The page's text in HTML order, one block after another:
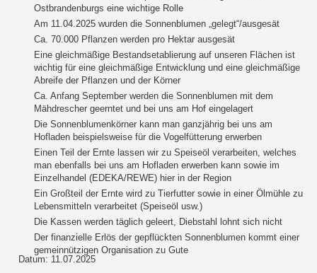
Ostbrandenburgs eine wichtige Rolle
Am 11.04.2025 wurden die Sonnenblumen „gelegt“/ausgesät
Ca. 70.000 Pflanzen werden pro Hektar ausgesät
Eine gleichmäßige Bestandsetablierung auf unseren Flächen ist
wichtig für eine gleichmäßige Entwicklung und eine gleichmäßige
Abreife der Pflanzen und der Körner
Ca. Anfang September werden die Sonnenblumen mit dem
Mähdrescher geerntet und bei uns am Hof eingelagert
Die Sonnenblumenkörner kann man ganzjährig bei uns am
Hofladen beispielsweise für die Vogelfütterung erwerben
Einen Teil der Ernte lassen wir zu Speiseöl verarbeiten, welches
man ebenfalls bei uns am Hofladen erwerben kann sowie im
Einzelhandel (EDEKA/REWE) hier in der Region
Ein Großteil der Ernte wird zu Tierfutter sowie in einer Ölmühle zu
Lebensmitteln verarbeitet (Speiseöl usw.)
Die Kassen werden täglich geleert, Diebstahl lohnt sich nicht
Der finanzielle Erlös der gepflückten Sonnenblumen kommt einer
gemeinnützigen Organisation zu Gute
Datum: 11.07.2025